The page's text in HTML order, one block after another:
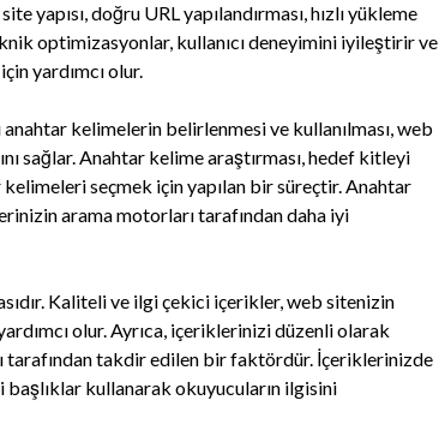
yapısı, doğru URL yapılandırması, hızlı yükleme
optimizasyonlar, kullanıcı deneyimini iyileştirir ve
yardımcı olur.
kelimelerin belirlenmesi ve kullanılması, web
sağlar. Anahtar kelime araştırması, hedef kitleyi
seçmek için yapılan bir süreçtir. Anahtar
arama motorları tarafından daha iyi
Kaliteli ve ilgi çekici içerikler, web sitenizin
olur. Ayrıca, içeriklerinizi düzenli olarak
tarafından takdir edilen bir faktördür. İçeriklerinizde
başlıklar kullanarak okuyucuların ilgisini